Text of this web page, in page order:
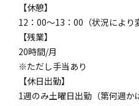
【休憩】
12：00～13：00（状況により
【残業】
20時間/月
※ただし手当あり
【休日出勤】
1週のみ土曜日出勤（第何週か